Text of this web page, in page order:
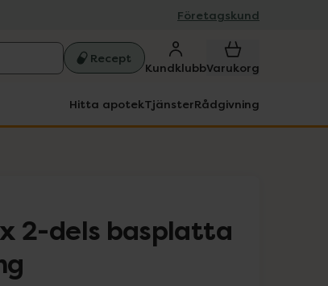
Företagskund
Recept
KundklubbVarukorg
Hitta apotekTjänsterRådgivning
2-dels basplatta